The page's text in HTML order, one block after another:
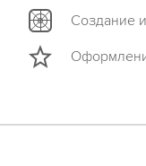
Создание